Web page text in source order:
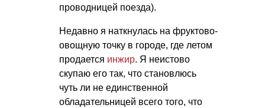
проводницей поезда).
Недавно я наткнулась на фруктово-
овощную точку в городе, где летом
продается инжир. Я неистово
скупаю его так, что становлюсь
чуть ли не единственной
обладательницей всего того, что